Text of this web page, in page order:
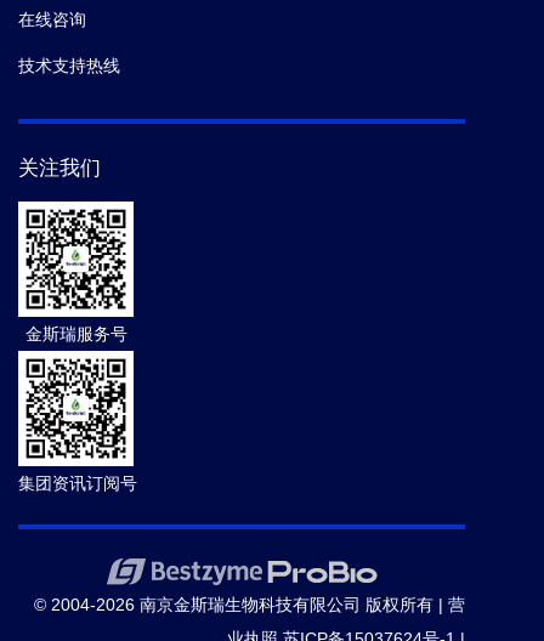
在线咨询
技术支持热线
关注我们
金斯瑞服务号
集团资讯订阅号
© 2004-2026 南京金斯瑞生物科技有限公司 版权所有 | 营